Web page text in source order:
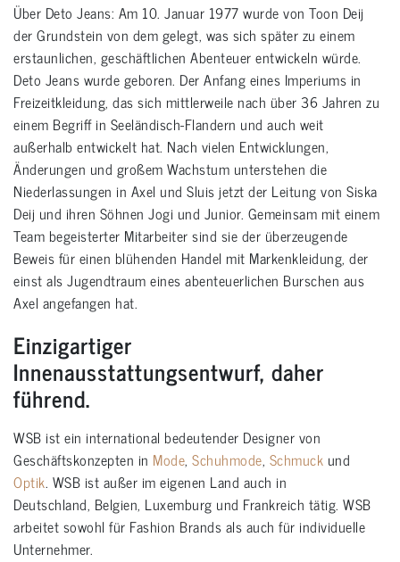
Über Deto Jeans: Am 10. Januar 1977 wurde von Toon Deij
der Grundstein von dem gelegt, was sich später zu einem
erstaunlichen, geschäftlichen Abenteuer entwickeln würde.
Deto Jeans wurde geboren. Der Anfang eines Imperiums in
Freizeitkleidung, das sich mittlerweile nach über 36 Jahren zu
einem Begriff in Seeländisch-Flandern und auch weit
außerhalb entwickelt hat. Nach vielen Entwicklungen,
Änderungen und großem Wachstum unterstehen die
Niederlassungen in Axel und Sluis jetzt der Leitung von Siska
Deij und ihren Söhnen Jogi und Junior. Gemeinsam mit einem
Team begeisterter Mitarbeiter sind sie der überzeugende
Beweis für einen blühenden Handel mit Markenkleidung, der
einst als Jugendtraum eines abenteuerlichen Burschen aus
Axel angefangen hat.
Einzigartiger
Innenausstattungsentwurf, daher
führend.
WSB ist ein international bedeutender Designer von
Geschäftskonzepten in Mode, Schuhmode, Schmuck und
Optik. WSB ist außer im eigenen Land auch in
Deutschland, Belgien, Luxemburg und Frankreich tätig. WSB
arbeitet sowohl für Fashion Brands als auch für individuelle
Unternehmer.